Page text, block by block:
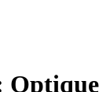
Optique